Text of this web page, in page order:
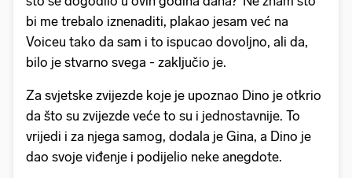
bi me trebalo iznenaditi, plakao jesam već na
Voiceu tako da sam i to ispucao dovoljno, ali da,
bilo je stvarno svega - zaključio je.
Za svjetske zvijezde koje je upoznao Dino je otkrio
da što su zvijezde veće to su i jednostavnije. To
vrijedi i za njega samog, dodala je Gina, a Dino je
dao svoje viđenje i podijelio neke anegdote.